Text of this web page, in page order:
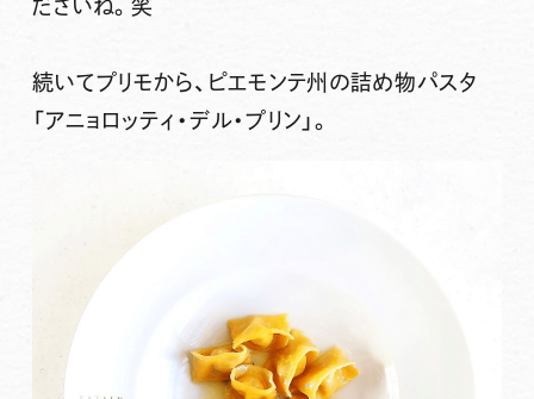
ださいね。笑
続いてプリモから、ピエモンテ州の詰め物パスタ
「アニョロッティ・デル・プリン」。